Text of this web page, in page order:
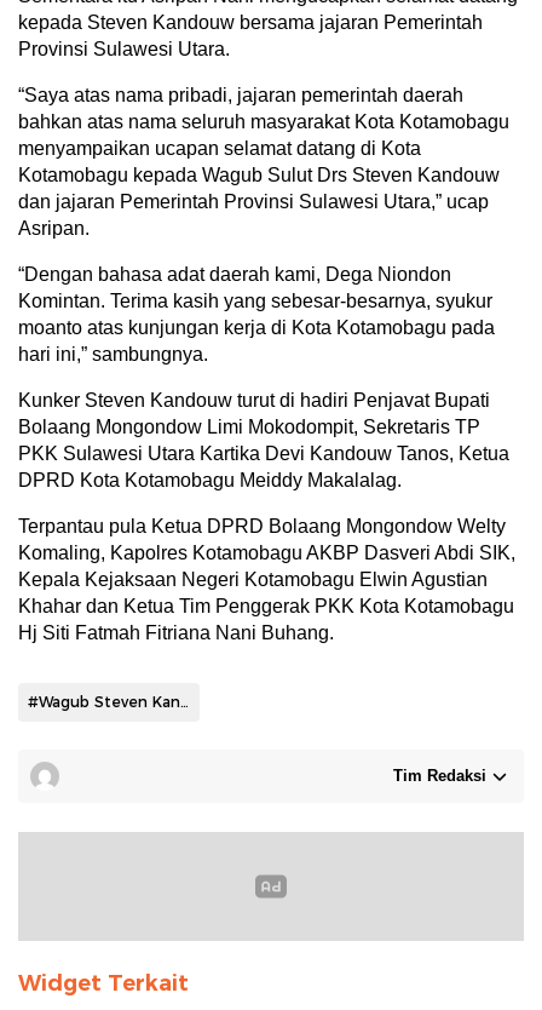
kepada Steven Kandouw bersama jajaran Pemerintah
Provinsi Sulawesi Utara.
“Saya atas nama pribadi, jajaran pemerintah daerah
bahkan atas nama seluruh masyarakat Kota Kotamobagu
menyampaikan ucapan selamat datang di Kota
Kotamobagu kepada Wagub Sulut Drs Steven Kandouw
dan jajaran Pemerintah Provinsi Sulawesi Utara,” ucap
Asripan.
“Dengan bahasa adat daerah kami, Dega Niondon
Komintan. Terima kasih yang sebesar-besarnya, syukur
moanto atas kunjungan kerja di Kota Kotamobagu pada
hari ini,” sambungnya.
Kunker Steven Kandouw turut di hadiri Penjavat Bupati
Bolaang Mongondow Limi Mokodompit, Sekretaris TP
PKK Sulawesi Utara Kartika Devi Kandouw Tanos, Ketua
DPRD Kota Kotamobagu Meiddy Makalalag.
Terpantau pula Ketua DPRD Bolaang Mongondow Welty
Komaling, Kapolres Kotamobagu AKBP Dasveri Abdi SIK,
Kepala Kejaksaan Negeri Kotamobagu Elwin Agustian
Khahar dan Ketua Tim Penggerak PKK Kota Kotamobagu
Hj Siti Fatmah Fitriana Nani Buhang.
#Wagub Steven Kandouw
Tim Redaksi
Widget Terkait